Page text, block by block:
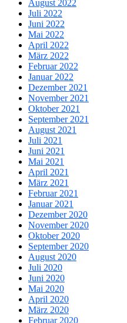
August 2022
Juli 2022
Juni 2022
Mai 2022
April 2022
März 2022
Februar 2022
Januar 2022
Dezember 2021
November 2021
Oktober 2021
September 2021
August 2021
Juli 2021
Juni 2021
Mai 2021
April 2021
März 2021
Februar 2021
Januar 2021
Dezember 2020
November 2020
Oktober 2020
September 2020
August 2020
Juli 2020
Juni 2020
Mai 2020
April 2020
März 2020
Februar 2020